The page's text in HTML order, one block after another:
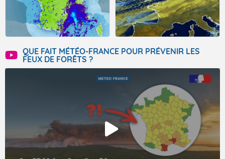
QUE FAIT MÉTÉO-FRANCE POUR PRÉVENIR LES
FEUX DE FORÊTS ?